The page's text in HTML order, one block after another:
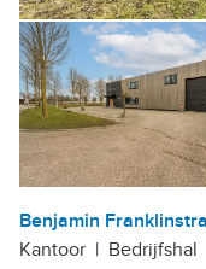
Benjamin
Kantoor | Bedrijfshal